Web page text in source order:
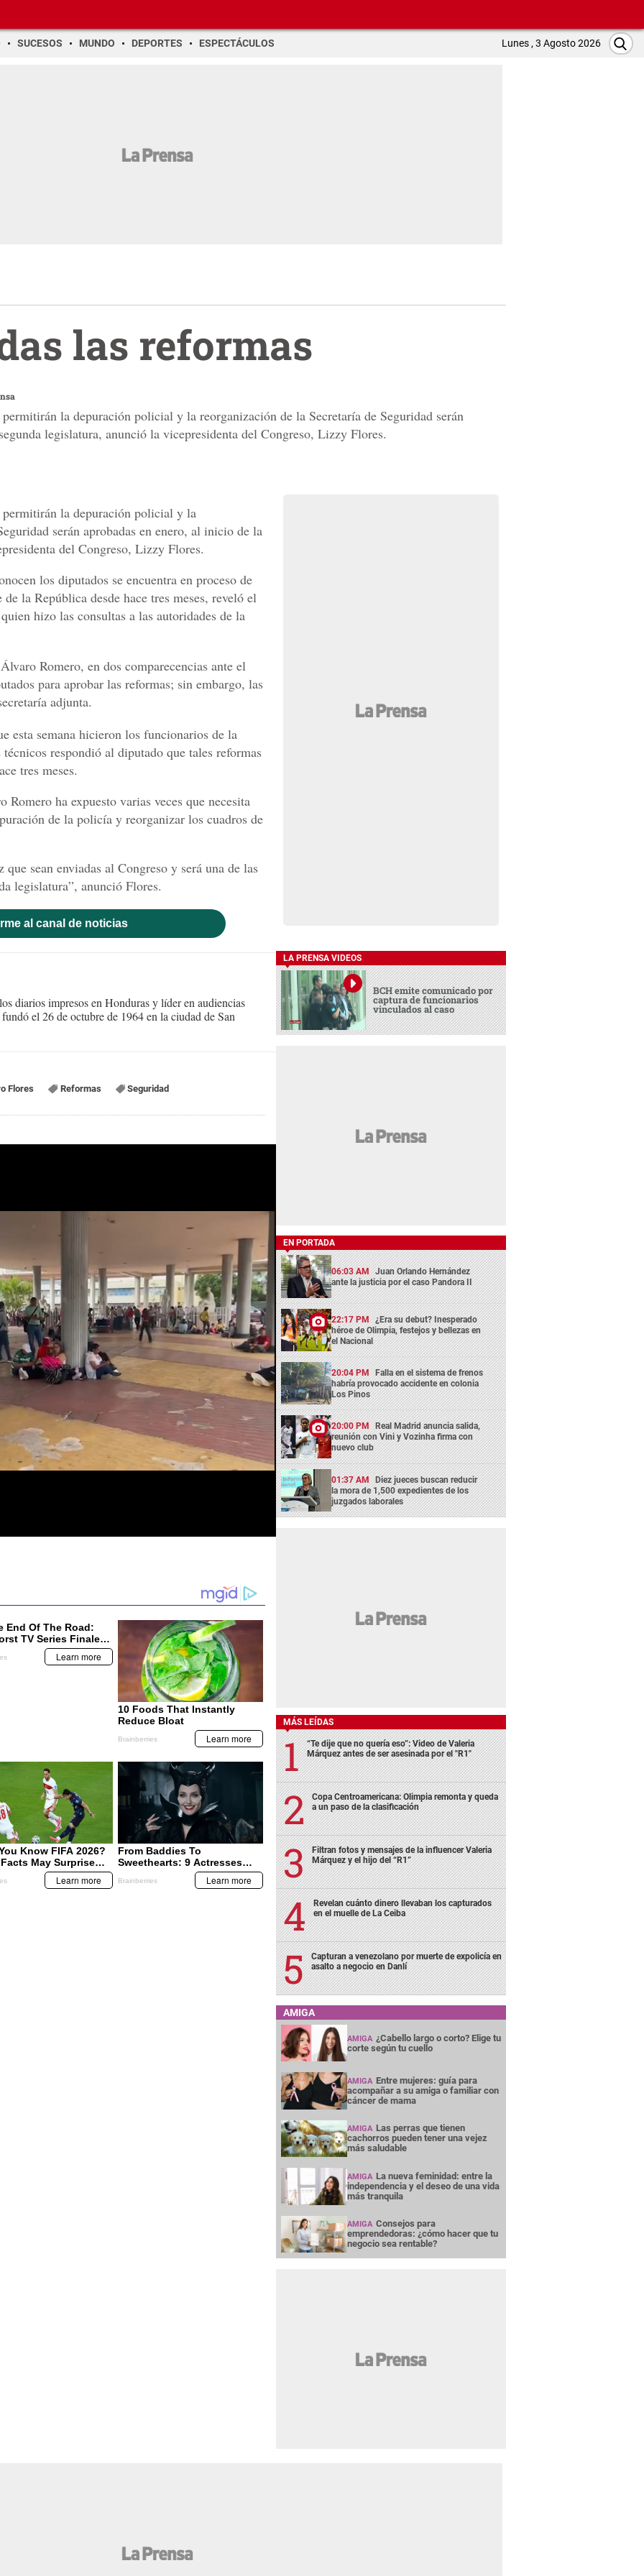
SUCESOS MUNDO DEPORTES ESPECTÁCULOS Lunes , 3 Agosto 2026
las reformas
la depuración policial y la reorganización de la Secretaría de Seguridad serán
legislatura, anunció la vicepresidenta del Congreso, Lizzy Flores.
la depuración policial y la
serán aprobadas en enero, al inicio de la
del Congreso, Lizzy Flores.
los diputados se encuentra en proceso de
la República desde hace tres meses, reveló el
hizo las consultas a las autoridades de la
Romero, en dos comparecencias ante el
para aprobar las reformas; sin embargo, las
adjunta.
esta semana hicieron los funcionarios de la
respondió al diputado que tales reformas
tres meses.
ha expuesto varias veces que necesita
de la policía y reorganizar los cuadros de
que sean enviadas al Congreso y será una de las
legislatura”, anunció Flores.
al canal de noticias
diarios impresos en Honduras y líder en audiencias
el 26 de octubre de 1964 en la ciudad de San
Flores Reformas Seguridad
LA PRENSA VIDEOS
BCH emite comunicado por
captura de funcionarios
vinculados al caso
EN PORTADA
06:03 AM Juan Orlando Hernández
ante la justicia por el caso Pandora II
22:17 PM ¿Era su debut? Inesperado
héroe de Olimpia, festejos y bellezas en
el Nacional
20:04 PM Falla en el sistema de frenos
habría provocado accidente en colonia
Los Pinos
20:00 PM Real Madrid anuncia salida,
reunión con Vini y Vozinha firma con
nuevo club
01:37 AM Diez jueces buscan reducir
la mora de 1,500 expedientes de los
juzgados laborales
MÁS LEÍDAS
“Te dije que no quería eso”: Video de Valeria
Márquez antes de ser asesinada por el "R1"
Copa Centroamericana: Olimpia remonta y queda
a un paso de la clasificación
Filtran fotos y mensajes de la influencer Valeria
Márquez y el hijo del “R1”
Revelan cuánto dinero llevaban los capturados
en el muelle de La Ceiba
Capturan a venezolano por muerte de expolicía en
asalto a negocio en Danlí
AMIGA
AMIGA ¿Cabello largo o corto? Elige tu
corte según tu cuello
AMIGA Entre mujeres: guía para
acompañar a su amiga o familiar con
cáncer de mama
AMIGA Las perras que tienen
cachorros pueden tener una vejez
más saludable
AMIGA La nueva feminidad: entre la
independencia y el deseo de una vida
más tranquila
AMIGA Consejos para
emprendedoras: ¿cómo hacer que tu
negocio sea rentable?